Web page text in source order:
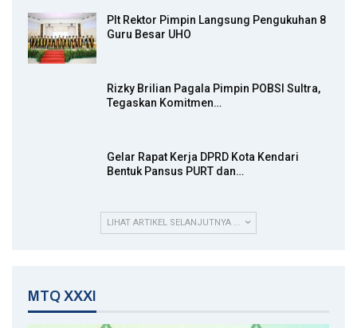
Plt Rektor Pimpin Langsung Pengukuhan 8
Guru Besar UHO
Rizky Brilian Pagala Pimpin POBSI Sultra,
Tegaskan Komitmen…
Gelar Rapat Kerja DPRD Kota Kendari
Bentuk Pansus PURT dan…
LIHAT ARTIKEL SELANJUTNYA ...
MTQ XXXI